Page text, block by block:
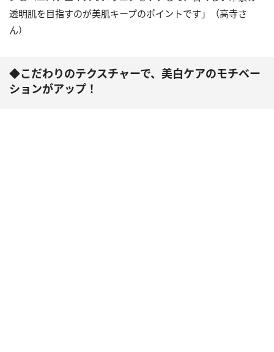
透明肌を目指すのが美肌キープのポイントです」（高寺さ
ん）
◆こだわりのテクスチャーで、美白ケアのモチベー
ションがアップ！